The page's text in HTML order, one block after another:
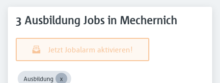
3 Ausbildung Jobs in Mechernich
Jetzt Jobalarm aktivieren!
Ausbildung